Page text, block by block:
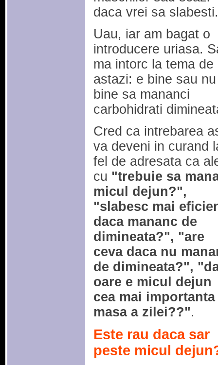
daca vrei sa slabesti.
Uau, iar am bagat o
introducere uriasa.
ma intorc la tema de
astazi: e bine sau
bine sa mananci
carbohidrati
Cred ca intrebarea
va deveni in curand
fel de adresata ca
cu "trebuie sa
micul dejun?",
"slabesc mai
daca mananc de
dimineata?", "are
ceva daca nu
de dimineata?",
oare e micul dejun
cea mai importanta
masa a zilei??".
Este rau daca sar
peste micul